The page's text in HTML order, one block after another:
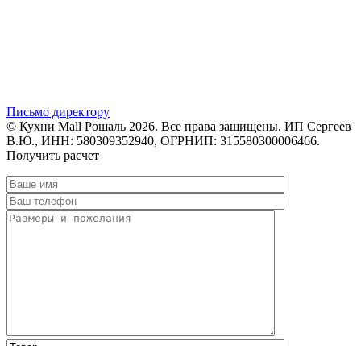
Письмо директору
© Кухни Mall Рошаль 2026. Все права защищены. ИП Сергеев
В.Ю., ИНН: 580309352940, ОГРНИП: 315580300006466.
Получить расчет